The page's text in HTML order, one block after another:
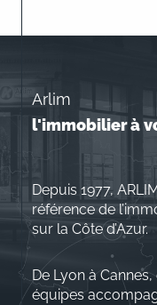
Arlim
l'immobilier à
Depuis 1977,
référence de
sur la Côte d’Azur.
De Lyon à Cannes,
équipes